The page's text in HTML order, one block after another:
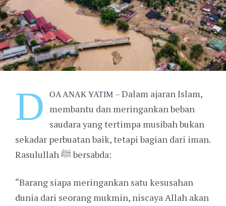
D OA ANAK YATIM –Dalam ajaran Islam,
membantu dan meringankan beban
saudara yang tertimpa musibah bukan
sekadar perbuatan baik, tetapi bagian dari iman.
Rasulullah ﷺ bersabda:
“Barang siapa meringankan satu kesusahan
dunia dari seorang mukmin, niscaya Allah akan